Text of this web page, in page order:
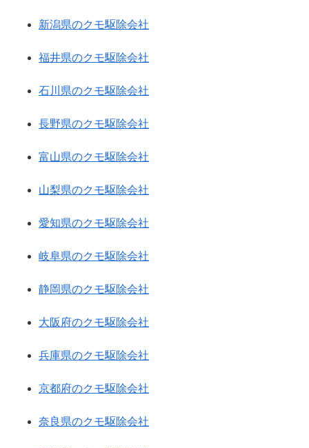
新潟県のクモ駆除会社
福井県のクモ駆除会社
石川県のクモ駆除会社
長野県のクモ駆除会社
富山県のクモ駆除会社
山梨県のクモ駆除会社
愛知県のクモ駆除会社
岐阜県のクモ駆除会社
静岡県のクモ駆除会社
大阪府のクモ駆除会社
兵庫県のクモ駆除会社
京都府のクモ駆除会社
奈良県のクモ駆除会社